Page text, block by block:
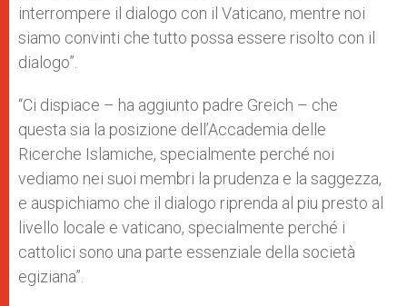
interrompere il dialogo con il Vaticano, mentre noi
siamo convinti che tutto possa essere risolto con il
dialogo”.
“Ci dispiace – ha aggiunto padre Greich – che
questa sia la posizione dell’Accademia delle
Ricerche Islamiche, specialmente perché noi
vediamo nei suoi membri la prudenza e la saggezza,
e auspichiamo che il dialogo riprenda al piu presto al
livello locale e vaticano, specialmente perché i
cattolici sono una parte essenziale della società
egiziana”.